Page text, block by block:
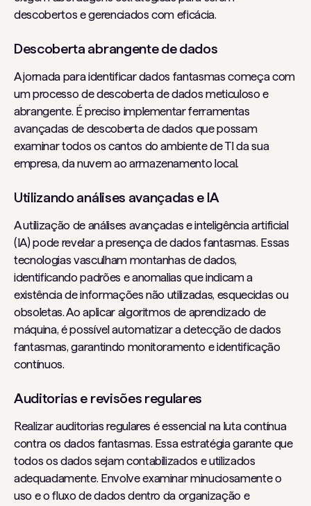
descobertos e gerenciados com eficácia.
Descoberta abrangente de dados
A jornada para identificar dados fantasmas começa com
um processo de descoberta de dados meticuloso e
abrangente. É preciso implementar ferramentas
avançadas de descoberta de dados que possam
examinar todos os cantos do ambiente de TI da sua
empresa, da nuvem ao armazenamento local.
Utilizando análises avançadas e IA
A utilização de análises avançadas e inteligência artificial
(IA) pode revelar a presença de dados fantasmas. Essas
tecnologias vasculham montanhas de dados,
identificando padrões e anomalias que indicam a
existência de informações não utilizadas, esquecidas ou
obsoletas. Ao aplicar algoritmos de aprendizado de
máquina, é possível automatizar a detecção de dados
fantasmas, garantindo monitoramento e identificação
contínuos.
Auditorias e revisões regulares
Realizar auditorias regulares é essencial na luta contínua
contra os dados fantasmas. Essa estratégia garante que
todos os dados sejam contabilizados e utilizados
adequadamente. Envolve examinar minuciosamente o
uso e o fluxo de dados dentro da organização e